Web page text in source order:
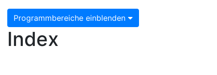
Programmbereiche einblenden
Index